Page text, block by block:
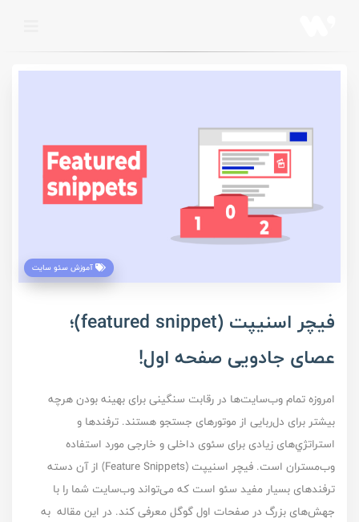
آموزش سئو سایت
فیچر اسنیپت (featured snippet)؛
عصای جادویی صفحه اول!
امروزه تمام وب‌سایت‌ها در رقابت سنگینی برای بهینه بودن هرچه
بیشتر برای دل‌ربایی از موتور‌های جستجو هستند. ترفند‌ها و
استراتژي‌های زیادی برای سئوی داخلی و خارجی مورد استفاده
وب‌مستران است. فیچر اسنیپت (Feature Snippets) از آن دسته
ترفند‌های بسیار مفید سئو است که می‌تواند وب‌سایت‌ شما را با
جهش‌های بزرگ در صفحات اول گوگل معرفی کند. در این مقاله به